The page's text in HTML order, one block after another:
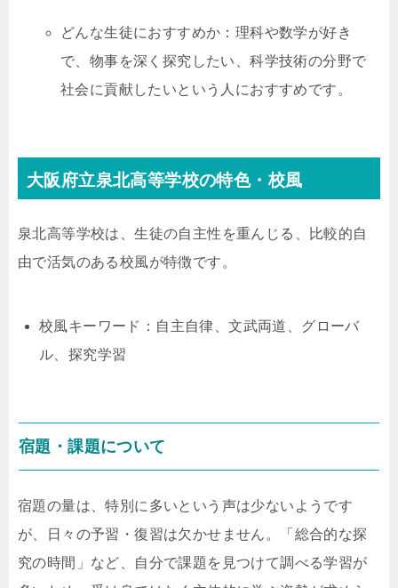
どんな生徒におすすめか：理科や数学が好き
で、物事を深く探究したい、科学技術の分野で
社会に貢献したいという人におすすめです。
大阪府立泉北高等学校の特色・校風
泉北高等学校は、生徒の自主性を重んじる、比較的自
由で活気のある校風が特徴です。
校風キーワード：自主自律、文武両道、グローバ
ル、探究学習
宿題・課題について
宿題の量は、特別に多いという声は少ないようです
が、日々の予習・復習は欠かせません。「総合的な探
究の時間」など、自分で課題を見つけて調べる学習が